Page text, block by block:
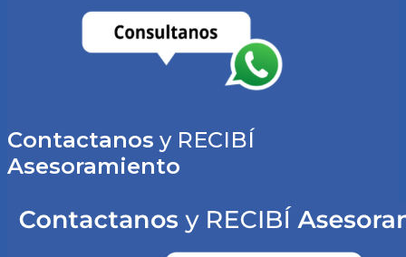
Contactanos y RECIBÍ
Asesoramiento